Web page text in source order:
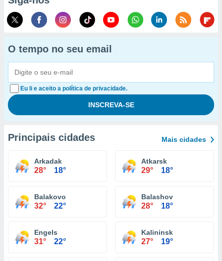
O tempo no seu email
Eu li e aceito a política de privacidade.
Principais cidades Mais cidades
Arkadak
28° 18°
Atkarsk
29° 18°
Balakovo
32° 22°
Balashov
28° 18°
Engels
31° 22°
Kalininsk
27° 19°